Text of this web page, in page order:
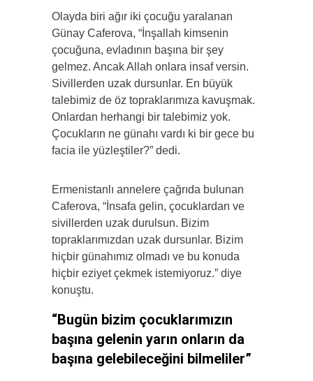
Olayda biri ağır iki çocuğu yaralanan
Günay Caferova, “İnşallah kimsenin
çocuğuna, evladının başına bir şey
gelmez. Ancak Allah onlara insaf versin.
Sivillerden uzak dursunlar. En büyük
talebimiz de öz topraklarımıza kavuşmak.
Onlardan herhangi bir talebimiz yok.
Çocukların ne günahı vardı ki bir gece bu
facia ile yüzleştiler?” dedi.
Ermenistanlı annelere çağrıda bulunan
Caferova, “İnsafa gelin, çocuklardan ve
sivillerden uzak durulsun. Bizim
topraklarımızdan uzak dursunlar. Bizim
hiçbir günahımız olmadı ve bu konuda
hiçbir eziyet çekmek istemiyoruz.” diye
konuştu.
“Bugün bizim çocuklarımızın
başına gelenin yarın onların da
başına gelebileceğini bilmeliler”